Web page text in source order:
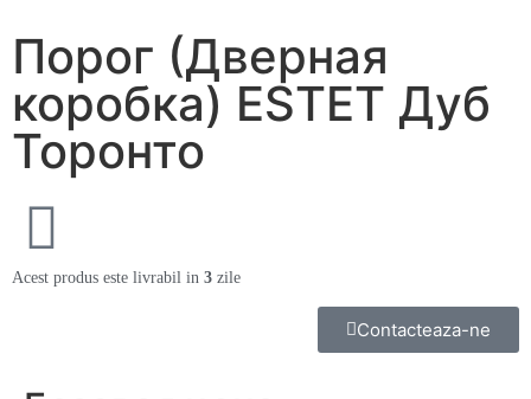
Порог (Дверная
коробка) ESTET Дуб
Торонто
Acest produs este livrabil in 3 zile
Contacteaza-ne